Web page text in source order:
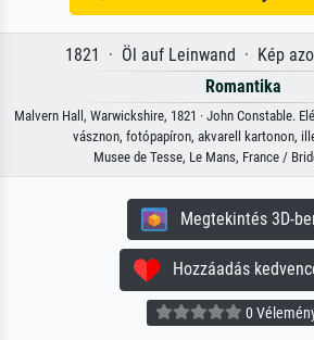
1821 · Öl auf Leinwand · Kép
Romantika
Malvern Hall, Warwickshire, 1821 · John Constable.
vásznon, fotópapíron, akvarell kartonon,
Musee de Tesse, Le Mans, France /
Megtekintés 3D-
Hozzáadás
0